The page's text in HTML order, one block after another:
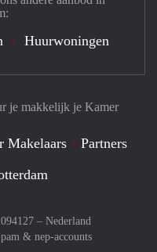
je makkelijk je Kamer
Makelaars
Partners
– Nederland
& nep-accounts
Huurwoningen